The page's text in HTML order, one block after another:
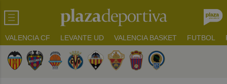
VALENCIA CF LEVANTE UD VALENCIA BASKET FUTBOL